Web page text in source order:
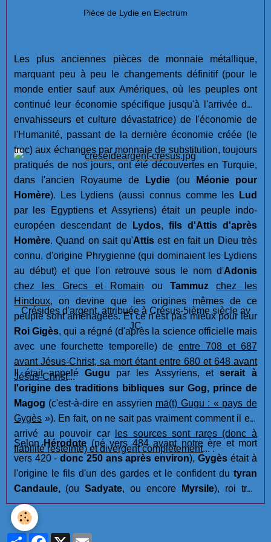
Pièce de Lydie en Electrum
Les plus anciennes pièces de monnaie métallique,
marquant peu à peu le changements définitif (pour le
monde entier sauf aux Amériques, où les peuples ont
continué leur économie spécifique jusqu'à l'arrivée des
envahisseurs et culture dévastatrice) de l'économie de
l'Humanité, passant de la dernière économie créée (le
troc) aux échanges par monnaie de substitution, toujours
pratiqués de nos jours, ont été découvertes en Turquie,
dans l'ancien Royaume de
Lydie (ou
Méonie pour
Homère). Les Lydiens (aussi connus comme les
Lud
par les Egyptiens et Assyriens) était un peuple indo-
européen descendant de
Lydos, fils d'Attis d'après
Homère. Quand on sait qu'Attis est en fait un Dieu très
connu, d'origine Phrygienne (qui dominaient les Lydiens
au début) et que l'on retrouve sous le nom d'Adonis
chez les Grecs et Romain ou Tammuz
chez les
Hindoux, on devine que les origines mêmes de ce
peuple sont aménagées. Et ce n'est pas mieux pour leur
Roi Gigès, qui a régné (d'après la science officielle mais
avec une fourchette temporelle) de entre 708 et 687
avant Jésus-Christ, sa mort étant entre 680 et 648 avant
Jésus-Christ...
Crésides d'argent, attribuée à Crésus-5ième siècle av
JC
Il était appelé Gugu par les Assyriens, et serait à
l'origine des traditions bibliques sur Gog, prince de
Magog (c'est-à-dire en assyrien mā(t) Gugu : « pays de
Gygès »). En fait, on ne sait pas vraiment comment il est
arrivé au pouvoir car
les sources sont rares (donc à
fiabilité resteinte) et divergent complètement... :
SelonHérodote (né vers 484 avant notre ère et mort
vers 420 - donc 250 ans après environ), Gygès était à
l'origine le fils d'un des gardes et le confident du tyran
Candaule, (ou Sadyate, ou encore Myrsile), roi très
légendaire descendant d'Héraclès (Hercule), qui était un
roi vantard qui ne cessait de vanter la beauté de sa
femme. Ne supportant pas que
PartagerFacebook
X